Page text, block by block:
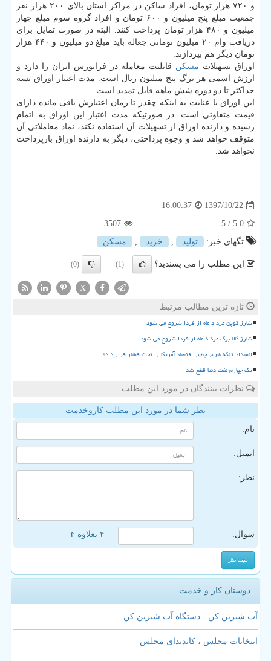
و ۷۲۰ هزار تومان، افراد ساكن در مراكز استان بالای ۲۰۰ هزار نفر
جمعیت مبلغ پنج میلیون و ۶۰۰ تومان و افراد گروه سوم مبلغ چهار
میلیون و ۴۸۰ هزار تومان پرداخت كنند. البته در صورت تمایل برای
دریافت وام ۲۰ میلیون تومانی جعاله باید مبلغ دو میلیون و ۴۴۰ هزار
تومان دیگر هم بپردازند.
اوراق تسهیلات مسكن قابلیت معامله در فرابورس ایران را دارد و
ارزش اسمی هر برگ پنج میلیون ریال است. مدت اعتبار اوراق تسه
حداكثر تا دو دوره شش ماهه قابل تمدید است.
این اوراق با عنایت به اینكه چقدر تا زمان اعتبارش باقی مانده دارای
قیمت متفاوتی است. در صورتیكه مدت اعتبار این اوراق به اتمام
رسیده و دارنده اوراق از تسهیلات آن استفاده نكند، نماد معاملاتی آن
متوقف خواهد شد و وجوه پرداختی، دیگر به دارنده اوراق بازپرداخت
نخواهد شد.
1397/10/22
16:00:37
5.0
/ 5
3507
تگهای خبر:
تولید , خرید , مسكن
این مطلب را می پسندید؟ (1)
(0)
X
تازه ترین مطالب مرتبط
شارژ کوپن مرداد ماه از فردا شروع می شود
شارژ کالا برگ مرداد ماه از فردا شروع می شود
انسداد تنگه هرمز چطور اقتصاد آمریکا را تحت فشار قرار داد؟
یک چهارم نفت دنیا قطع شد
نظرات بینندگان در مورد این مطلب
نظر شما در مورد این مطلب کاروخدمت
نام:
ایمیل:
نظر:
سوال: = ۴ بعلاوه ۴
دوستان کار و خدمت
آب شیرین کن - دستگاه آب شیرین کن
انتخابات مجلس ، کاندیدای مجلس